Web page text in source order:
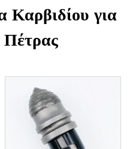
Καρβιδίου για
Πέτρας